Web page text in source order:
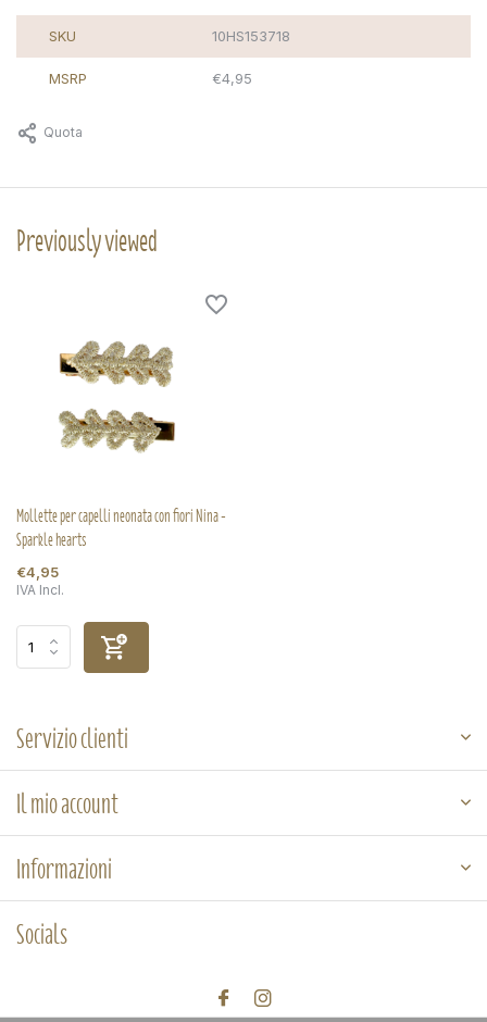
SKU 10HS153718
MSRP €4,95
Quota
Previously viewed
Mollette per capelli neonata con fiori Nina -
Sparkle hearts
€4,95
IVA Incl.
Servizio clienti
Il mio account
Informazioni
Socials